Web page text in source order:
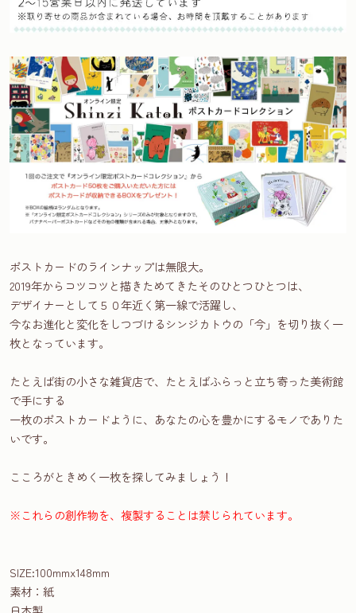
ポストカードのラインナップは無限大。
2019年からコツコツと描きためてきたそのひとつひとつは、
デザイナーとして５０年近く第一線で活躍し、
今なお進化と変化をしつづけるシンジカトウの「今」を切り抜く一
枚となっています。
たとえば街の小さな雑貨店で、たとえばふらっと立ち寄った美術館
で手にする
一枚のポストカードように、あなたの心を豊かにするモノでありた
いです。
こころがときめく一枚を探してみましょう！
※これらの創作物を、複製することは禁じられています。
SIZE:100mmx148mm
素材：紙